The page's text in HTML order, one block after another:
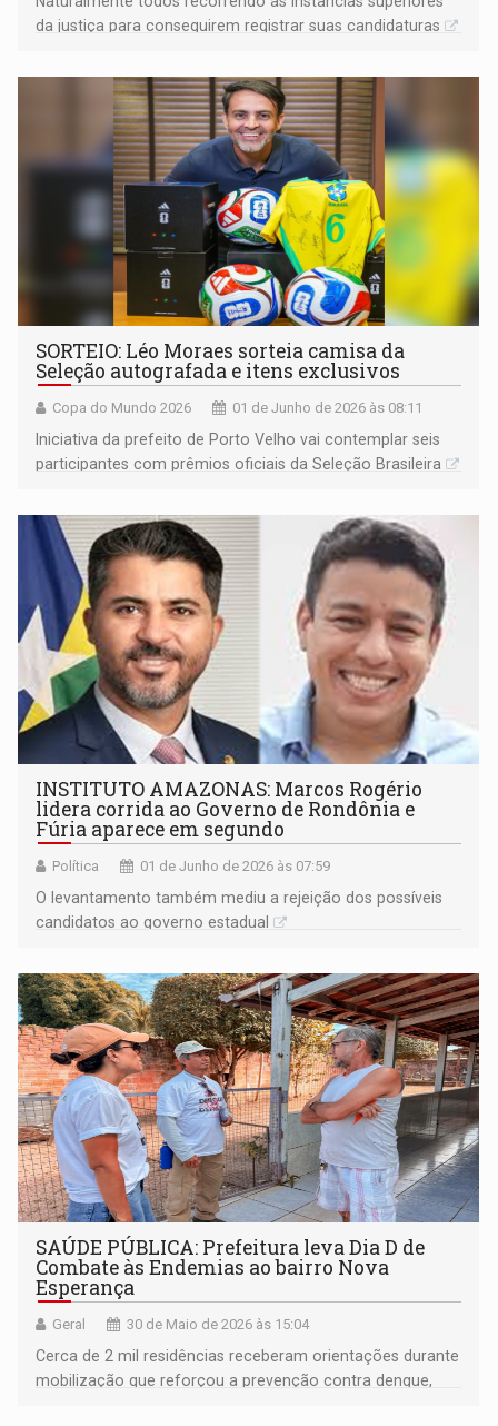
da justiça para conseguirem registrar suas candidaturas
SORTEIO: Léo Moraes sorteia camisa da
Seleção autografada e itens exclusivos
Copa do Mundo 2026 01 de Junho de 2026 às 08:11
Iniciativa da prefeito de Porto Velho vai contemplar seis
participantes com prêmios oficiais da Seleção Brasileira
INSTITUTO AMAZONAS: Marcos Rogério
lidera corrida ao Governo de Rondônia e
Fúria aparece em segundo
Política 01 de Junho de 2026 às 07:59
O levantamento também mediu a rejeição dos possíveis
candidatos ao governo estadual
SAÚDE PÚBLICA: Prefeitura leva Dia D de
Combate às Endemias ao bairro Nova
Esperança
Geral 30 de Maio de 2026 às 15:04
Cerca de 2 mil residências receberam orientações durante
mobilização que reforçou a prevenção contra dengue,